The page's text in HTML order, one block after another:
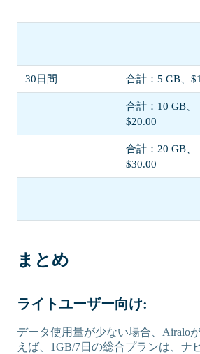
30日間 合計：5 GB、
合計：10 GB、
$20.00
合計：20 GB、
$30.00
まとめ
ライトユーザー向け:
データ使用量が少ない場合、Airalo
えば、1GB/7日の総合プランは、ナ